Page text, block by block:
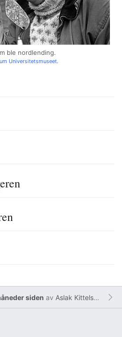
ble nordlending.
Universitetsmuseet.
siden av Aslak Kittelsen